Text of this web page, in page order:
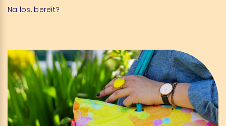
Na los, bereit?